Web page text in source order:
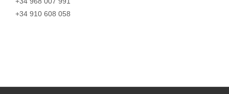
+34 910 608 058